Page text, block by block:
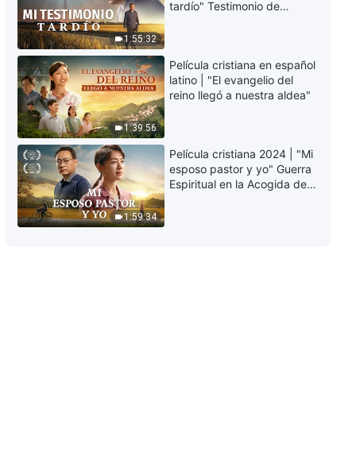
15:27
advertencias
18:31
La Palabra de Dios | Las
transgresiones conducirán al
hombre al infierno
17:28
La Palabra de Dios | Es muy
importante entender el carácter
de Dios
1:55:32
tardío" Testimonio de
1:39:56
Película cristiana en español
latino | "El evangelio del
reino llegó a nuestra aldea"
1:59:34
Película cristiana 2024 | "Mi
esposo pastor y yo" Guerra
Espiritual en la Acogida del